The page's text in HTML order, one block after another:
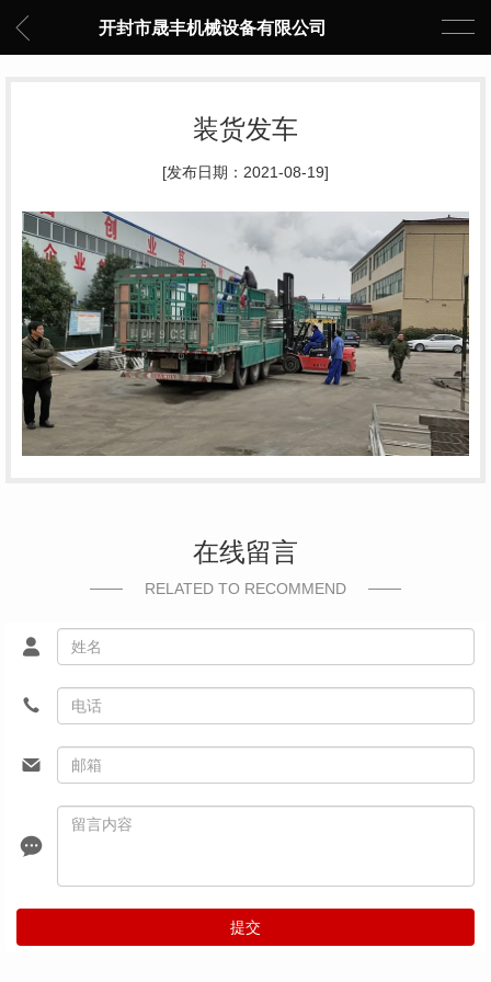
开封市晟丰机械设备有限公司
装货发车
[发布日期：2021-08-19]
在线留言
RELATED TO RECOMMEND
提交